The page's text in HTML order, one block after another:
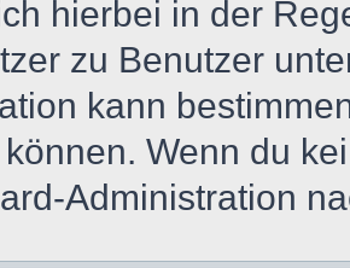
hierbei in der
zu Benutzer
kann
Wenn du
Administration